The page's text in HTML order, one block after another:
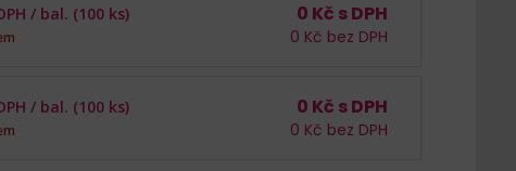
/ bal. (100 ks) 0 Kč s DPH
0 Kč bez DPH
/ bal. (100 ks) 0 Kč s DPH
0 Kč bez DPH